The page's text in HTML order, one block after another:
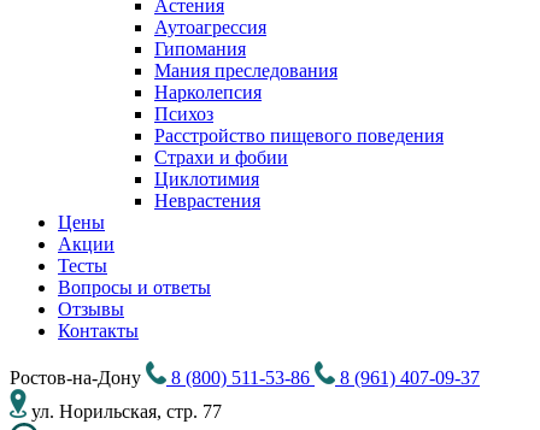
Астения
Аутоагрессия
Гипомания
Мания преследования
Нарколепсия
Психоз
Расстройство пищевого поведения
Cтрахи и фобии
Циклотимия
Неврастения
Цены
Акции
Тесты
Вопросы и ответы
Отзывы
Контакты
Ростов-на-Дону 8 (800) 511-53-86
8 (961) 407-09-37
ул. Норильская, стр. 77